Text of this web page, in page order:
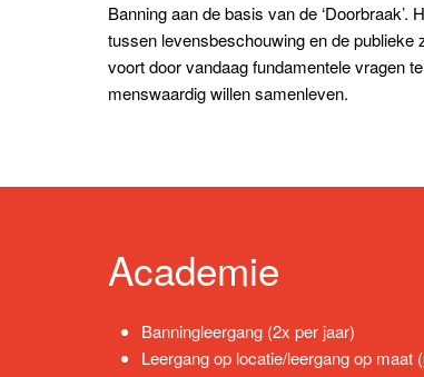
Banning aan de basis van de ‘Doorbraak’.
tussen levensbeschouwing en de publieke
voort door vandaag fundamentele vragen
menswaardig willen samenleven.
Academie
Banningleergang (2x per jaar)
Leergang op locatie/leergang op maat